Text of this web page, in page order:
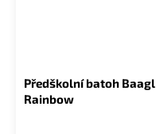
Předškolní batoh Baagl
Rainbow